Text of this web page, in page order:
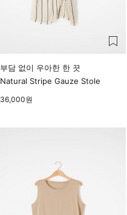
부담 없이 우아한 한 끗
Natural Stripe Gauze Stole
36,000원